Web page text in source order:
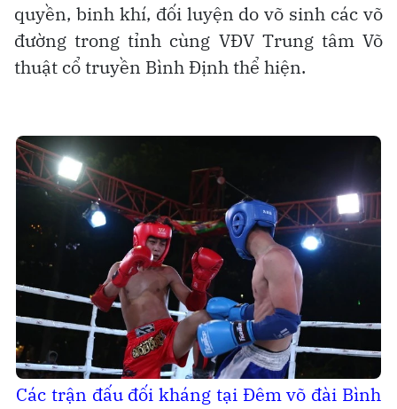
quyền, binh khí, đối luyện do võ sinh các võ
đường trong tỉnh cùng VĐV Trung tâm Võ
thuật cổ truyền Bình Định thể hiện.
Các trận đấu đối kháng tại Đêm võ đài Bình